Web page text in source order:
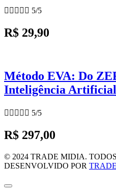
     5/5
R$ 29,90
Método EVA: Do
Inteligência Artificial
     5/5
R$ 297,00
© 2024 TRADE MIDIA.
DESENVOLVIDO POR